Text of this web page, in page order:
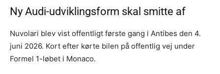
Ny Audi-udviklingsform skal smitte af
Nuvolari blev vist offentligt første gang i Antibes den 4.
juni 2026. Kort efter kørte bilen på offentlig vej under
Formel 1-løbet i Monaco.